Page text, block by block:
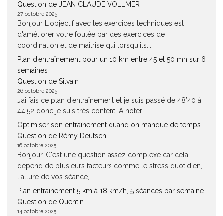
Question de JEAN CLAUDE VOLLMER
27 octobre 2025
Bonjour L'objectif avec les exercices techniques est
d'améliorer votre foulée par des exercices de
coordination et de maîtrise qui lorsqu'ils...
Plan d’entraînement pour un 10 km entre 45 et 50 mn sur 6
semaines
Question de Silvain
26 octobre 2025
J’ai fais ce plan d’entraînement et je suis passé de 48’40 à
44’52 donc je suis très content. A noter...
Optimiser son entraînement quand on manque de temps
Question de Rémy Deutsch
16 octobre 2025
Bonjour, C'est une question assez complexe car cela
dépend de plusieurs facteurs comme le stress quotidien,
l'allure de vos séance,...
Plan entrainement 5 km à 18 km/h, 5 séances par semaine
Question de Quentin
14 octobre 2025